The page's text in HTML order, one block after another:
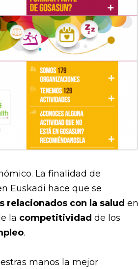
La finalidad de
Euskadi hace que se
relacionados con la salud en
la competitividad de los
.
manos la mejor